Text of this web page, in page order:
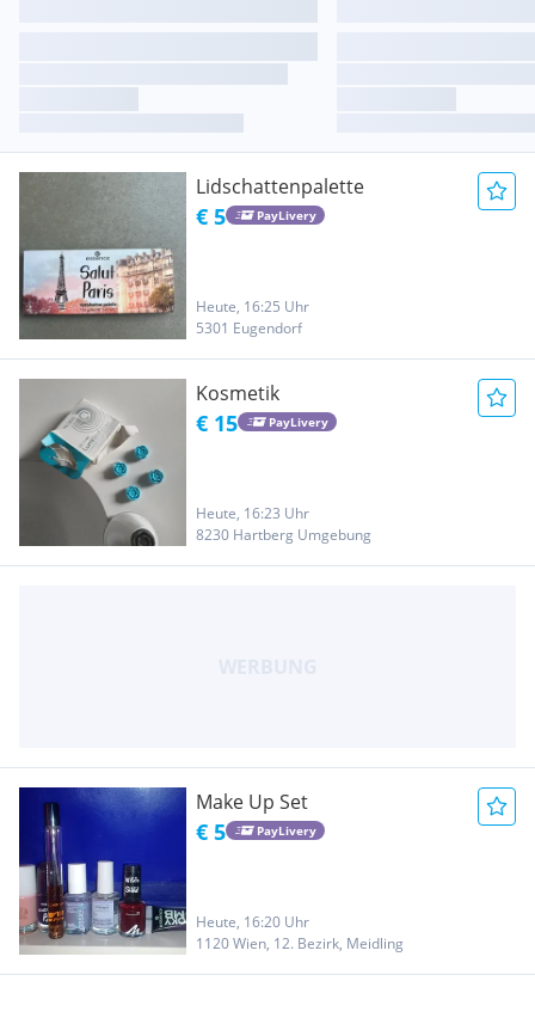
Lidschattenpalette
€ 5 PayLivery
Heute, 16:25 Uhr
5301 Eugendorf
Kosmetik
€ 15 PayLivery
Heute, 16:23 Uhr
8230 Hartberg Umgebung
Make Up Set
€ 5 PayLivery
Heute, 16:20 Uhr
1120 Wien, 12. Bezirk, Meidling